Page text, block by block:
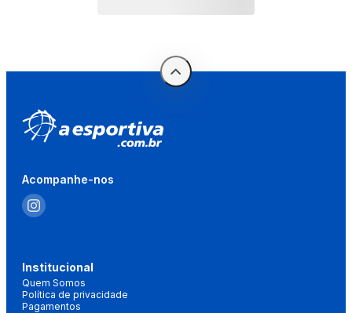
Acompanhe-nos
Institucional
Quem Somos
Política de privacidade
Pagamentos